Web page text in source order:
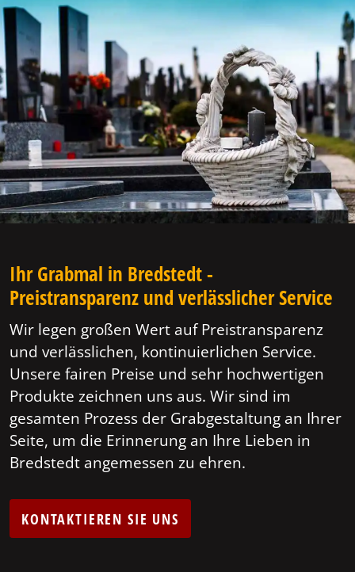
Ihr Grabmal in Bredstedt -
Preistransparenz und verlässlicher Service
Wir legen großen Wert auf Preistransparenz
und verlässlichen, kontinuierlichen Service.
Unsere fairen Preise und sehr hochwertigen
Produkte zeichnen uns aus. Wir sind im
gesamten Prozess der Grabgestaltung an Ihrer
Seite, um die Erinnerung an Ihre Lieben in
Bredstedt angemessen zu ehren.
KONTAKTIEREN SIE UNS